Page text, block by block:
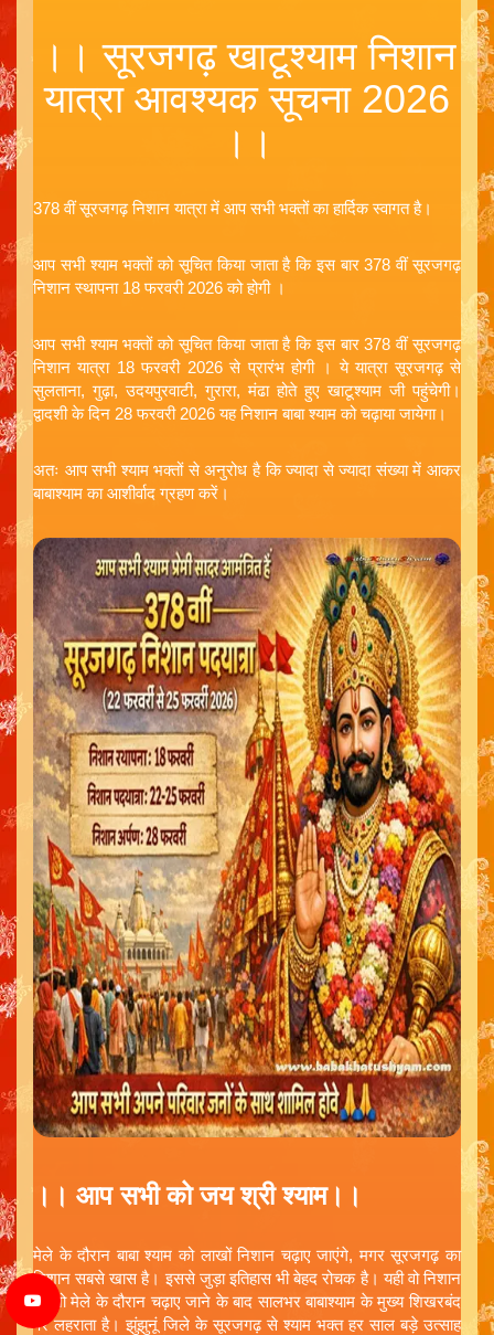
।। सूरजगढ़ खाटूश्याम निशान
यात्रा आवश्यक सूचना 2026
।।
378 वीं सूरजगढ़ निशान यात्रा में आप सभी भक्तों का हार्दिक स्वागत है।
आप सभी श्याम भक्तों को सूचित किया जाता है कि इस बार 378 वीं सूरजगढ़
निशान स्थापना 18 फरवरी 2026 को होगी ।
आप सभी श्याम भक्तों को सूचित किया जाता है कि इस बार 378 वीं सूरजगढ़
निशान यात्रा 18 फरवरी 2026 से प्रारंभ होगी । ये यात्रा सूरजगढ़ से
सुलताना, गुढ़ा, उदयपुरवाटी, गुरारा, मंढा होते हुए खाटूश्याम जी पहुंचेगी।
द्वादशी के दिन 28 फरवरी 2026 यह निशान बाबा श्याम को चढ़ाया जायेगा।
अतः आप सभी श्याम भक्तों से अनुरोध है कि ज्यादा से ज्यादा संख्या में आकर
बाबाश्याम का आशीर्वाद ग्रहण करें।
।। आप सभी को जय श्री श्याम।।
मेले के दौरान बाबा श्याम को लाखों निशान चढ़ाए जाएंगे, मगर सूरजगढ़ का
निशान सबसे खास है। इससे जुड़ा इतिहास भी बेहद रोचक है। यही वो निशान
है, जो मेले के दौरान चढ़ाए जाने के बाद सालभर बाबाश्याम के मुख्य शिखरबंद
पर लहराता है। झुंझुनूं जिले के सूरजगढ़ से श्याम भक्त हर साल बड़े उत्साह